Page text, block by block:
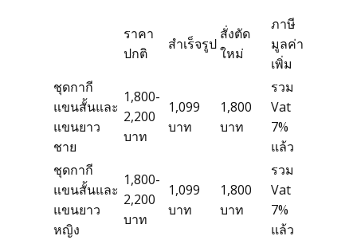
ราคา
ปกติ
สำเร็จรูป
สั่งตัด
ใหม่
ภาษี
มูลค่า
เพิ่ม
ชุดกากี
แขนสั้นและ
แขนยาว
ชาย
1,800-
2,200
บาท
1,099
บาท
1,800
บาท
รวม
Vat
7%
แล้ว
ชุดกากี
แขนสั้นและ
แขนยาว
หญิง
1,800-
2,200
บาท
1,099
บาท
1,800
บาท
รวม
Vat
7%
แล้ว